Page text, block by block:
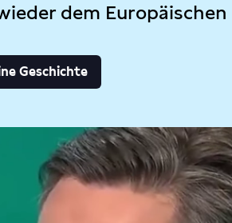
dem
Geschichte